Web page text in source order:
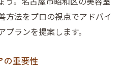
い美容室活用法
に寄り添うサービス
方法をプロの視点でアドバイ
ランを提案します。
の重要性